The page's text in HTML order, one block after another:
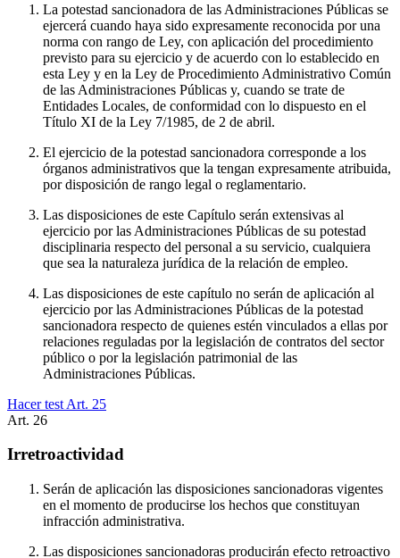
La potestad sancionadora de las Administraciones Públicas se
ejercerá cuando haya sido expresamente reconocida por una
norma con rango de Ley, con aplicación del procedimiento
previsto para su ejercicio y de acuerdo con lo establecido en
esta Ley y en la Ley de Procedimiento Administrativo Común
de las Administraciones Públicas y, cuando se trate de
Entidades Locales, de conformidad con lo dispuesto en el
Título XI de la Ley 7/1985, de 2 de abril.
El ejercicio de la potestad sancionadora corresponde a los
órganos administrativos que la tengan expresamente atribuida,
por disposición de rango legal o reglamentario.
Las disposiciones de este Capítulo serán extensivas al
ejercicio por las Administraciones Públicas de su potestad
disciplinaria respecto del personal a su servicio, cualquiera
que sea la naturaleza jurídica de la relación de empleo.
Las disposiciones de este capítulo no serán de aplicación al
ejercicio por las Administraciones Públicas de la potestad
sancionadora respecto de quienes estén vinculados a ellas por
relaciones reguladas por la legislación de contratos del sector
público o por la legislación patrimonial de las
Administraciones Públicas.
Hacer test Art. 25
Art. 26
Irretroactividad
Serán de aplicación las disposiciones sancionadoras vigentes
en el momento de producirse los hechos que constituyan
infracción administrativa.
Las disposiciones sancionadoras producirán efecto retroactivo